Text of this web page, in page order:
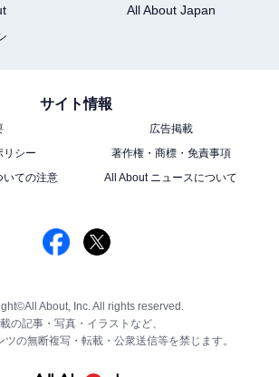
All About Japan
サイト情報
広告掲載
リシー
著作権・商標・免責事項
いての注意
All About ニュースについて
About, Inc. All rights reserved.
の記事・写真・イラストなど、
の無断複写・転載・公衆送信等を禁じます。